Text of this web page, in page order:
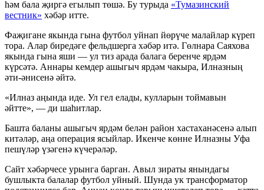
һәм бала җиргә егылып төшә. Бу турыда «Тумазинский
вестник» хәбәр итте.
Фаҗигане якында гына футбол уйнап йөрүче малайлар күреп
тора. Алар биредәге фельдшерга хәбәр итә. Гөлнара Саяхова
якында гына яши — ул тиз арада балага беренче ярдәм
күрсәтә. Аннары кемдер ашыгыч ярдәм чакыра, Илназның
әти-әнисенә әйтә.
«Илназ аңында иде. Ул гел елады, кулларын тоймавын
әйтте», — ди шаһитлар.
Башта баланы ашыгыч ярдәм белән район хастаханәсенә алып
китәләр, аңа операция ясыйлар. Икенче көнне Илназны Уфа
пешүләр үзәгенә күчерәләр.
Сайт хәбәрчесе урынга барган. Авыл зираты янындагы
бушлыкта балалар футбол уйный. Шунда ук трансформатор